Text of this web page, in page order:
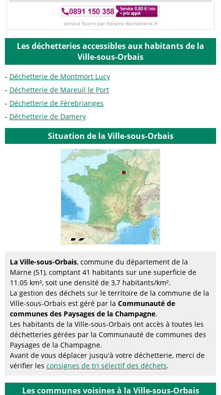
service fourni par horaire-dechetterie.fr
Les déchetteries accessibles aux habitants de la
Ville-sous-Orbais
Déchetterie de Montmort Lucy
Déchetterie de Mareuil le Port
Déchetterie de Fèrebrianges
Déchetterie de Damery
Situation de la Ville-sous-Orbais
La Ville-sous-Orbais, commune du département de la
Marne (51), comptant 41 habitants sur une superficie de
11.05 km², soit une densité de 3,7 habitants/km².
La gestion des déchets sur le territoire de la commune de la
Ville-sous-Orbais est géré par la Communauté de
communes des Paysages de la Champagne.
Les habitants de la Ville-sous-Orbais ont accès à toutes les
déchetteries gérées par la Communauté de communes des
Paysages de la Champagne.
Avant de vous déplacer jusqu'à votre déchetterie, merci de
vérifier les consignes de tri sélectif des déchets.
Les communes voisines à la Ville-sous-Orbais